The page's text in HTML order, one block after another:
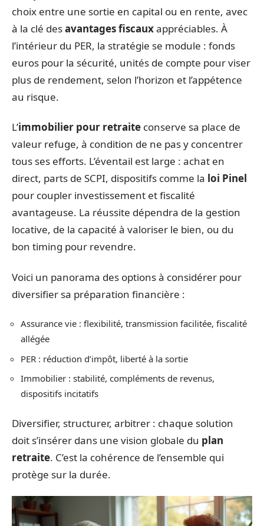
choix entre une sortie en capital ou en rente, avec
à la clé desavantages fiscauxappréciables. À
l’intérieur du PER, la stratégie se module : fonds
euros pour la sécurité, unités de compte pour viser
plus de rendement, selon l’horizon et l’appétence
au risque.
L’immobilier pour retraite conserve sa place de
valeur refuge, à condition de ne pas y concentrer
tous ses efforts. L’éventail est large : achat en
direct, parts de SCPI, dispositifs comme la loi Pinel
pour coupler investissement et fiscalité
avantageuse. La réussite dépendra de la gestion
locative, de la capacité à valoriser le bien, ou du
bon timing pour revendre.
Voici un panorama des options à considérer pour
diversifier sa préparation financière :
Assurance vie : flexibilité, transmission facilitée, fiscalité
allégée
PER : réduction d’impôt, liberté à la sortie
Immobilier : stabilité, compléments de revenus,
dispositifs incitatifs
Diversifier, structurer, arbitrer : chaque solution
doit s’insérer dans une vision globale du plan
retraite. C’est la cohérence de l’ensemble qui
protège sur la durée.